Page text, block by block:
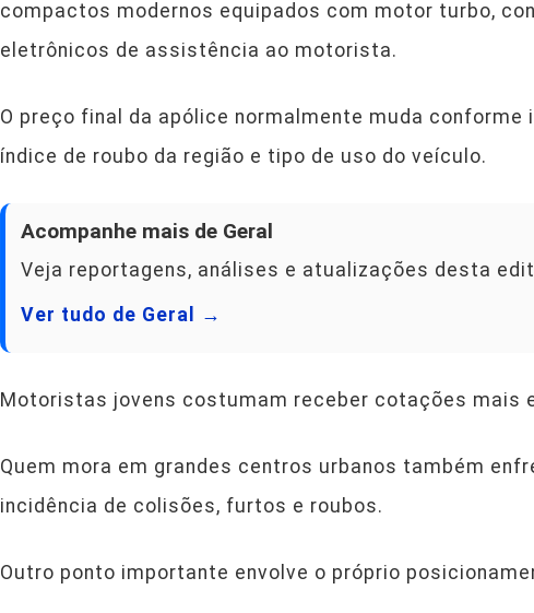
compactos modernos equipados com motor turbo,
eletrônicos de assistência ao motorista.
O preço final da apólice normalmente muda
índice de roubo da região e tipo de uso do veículo.
Acompanhe mais de Geral
Veja reportagens, análises e atualizações desta
Ver tudo de Geral →
Motoristas jovens costumam receber cotações mais
Quem mora em grandes centros urbanos também
incidência de colisões, furtos e roubos.
Outro ponto importante envolve o próprio